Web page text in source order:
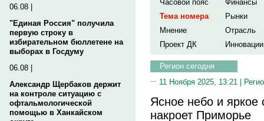
06.08 |
"Единая Россия" получила
первую строку в
избирательном бюллетене на
выборах в Госдуму
06.08 |
Александр Щербаков держит
на контроле ситуацию с
офтальмологической
помощью в Ханкайском
Часовой пояс
Финансы
Тема номера
Рынки
Мнение
Отрасль
Проект ДК
Инновации
Регион сегодня
11 Ноября 2025, 13:21 |
Ясное небо и яркое
накроет Приморье